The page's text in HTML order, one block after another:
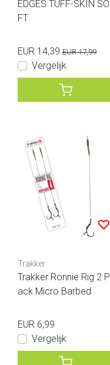
EDGES TUFF-SKIN SO
FT
EUR 14,39 EUR 17,99
Vergelijk
Trakker
Trakker Ronnie Rig 2 P
ack Micro Barbed
EUR 6,99
Vergelijk